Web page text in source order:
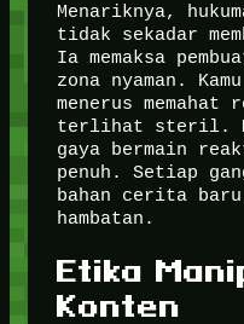
Menariknya,
tidak sekadar
Ia memaksa
zona nyaman.
menerus
terlihat steril.
gaya bermain
penuh. Setiap
bahan cerita
hambatan.
Etika
Konten